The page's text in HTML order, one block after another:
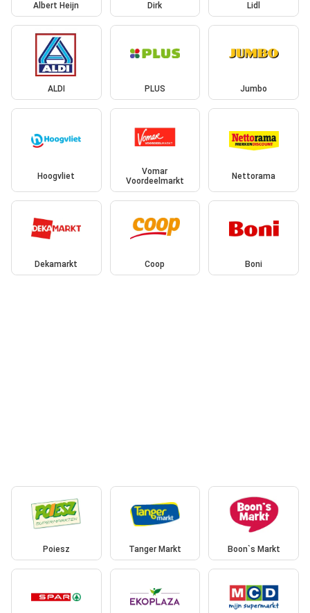
Albert Heijn Dirk Lidl
ALDI PLUS Jumbo
Hoogvliet
Vomar
Voordeelmarkt
Nettorama
Dekamarkt Coop Boni
Poiesz Tanger Markt Boon`s Markt